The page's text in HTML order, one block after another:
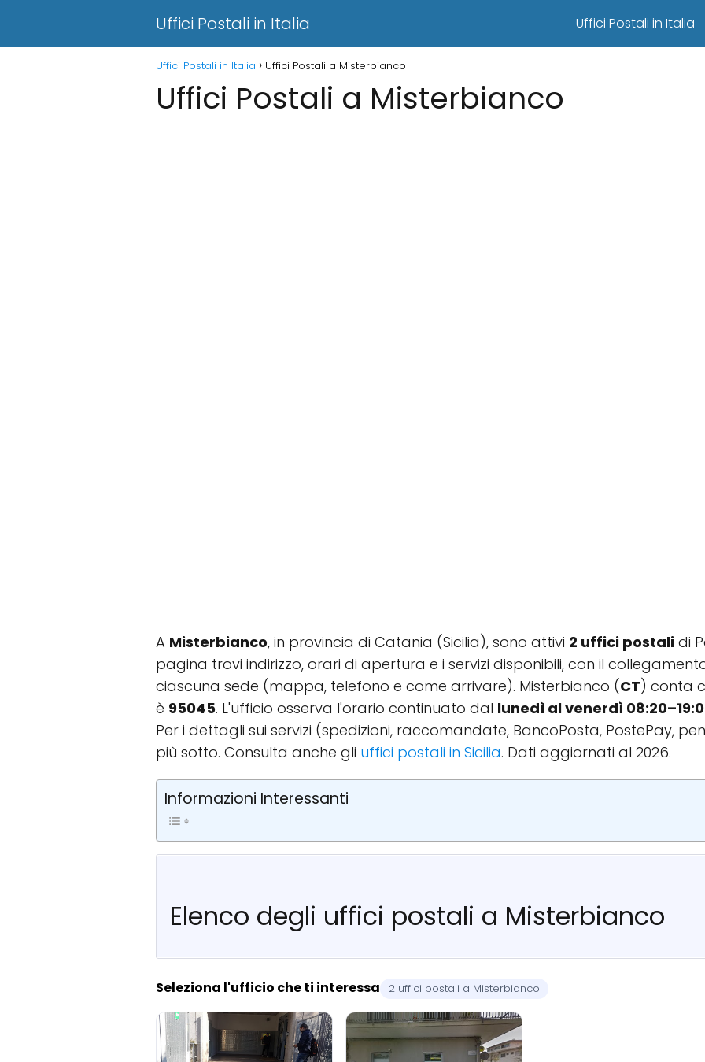
Uffici Postali in Italia Uffici Postali in Italia
Uffici Postali in Italia Uffici Postali a Misterbianco
Uffici Postali a Misterbianco
A Misterbianco, in provincia di Catania (Sicilia), sono attivi 2 uffici postali di
pagina trovi indirizzo, orari di apertura e i servizi disponibili, con il
ciascuna sede (mappa, telefono e come arrivare). Misterbianco (CT) conta
è 95045. L'ufficio osserva l'orario continuato dal lunedì al venerdì
Per i dettagli sui servizi (spedizioni, raccomandate, BancoPosta, PostePay,
più sotto. Consulta anche gli uffici postali in Sicilia. Dati aggiornati al 2026.
Informazioni Interessanti
Elenco degli uffici postali a Misterbianco
Seleziona l'ufficio che ti interessa 2 uffici postali a Misterbianco